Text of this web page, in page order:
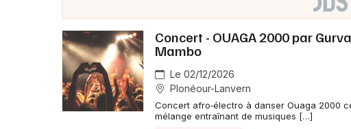
Concert - OUAGA 2000 par
Mambo
Le 02/12/2026
Plonéour-Lanvern
Concert afro‑électro à danser Ouaga 2000
mélange entraînant de musiques […]